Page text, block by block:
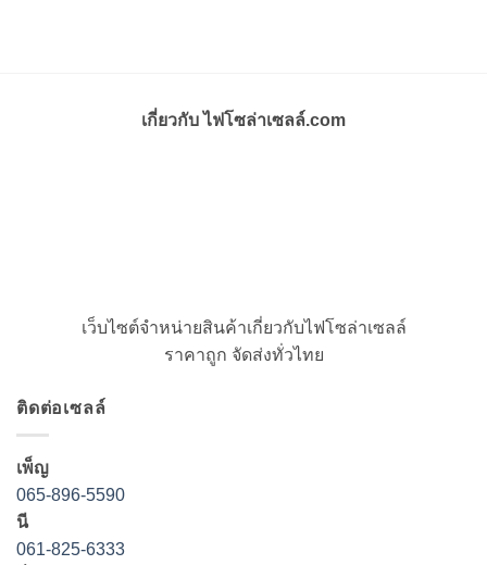
เกี่ยวกับ ไฟโซล่าเซลล์.com
เว็บไซต์จำหน่ายสินค้าเกี่ยวกับไฟโซล่าเซลล์
ราคาถูก จัดส่งทั่วไทย
ติดต่อเซลล์
เพ็ญ
065-896-5590
นี
061-825-6333